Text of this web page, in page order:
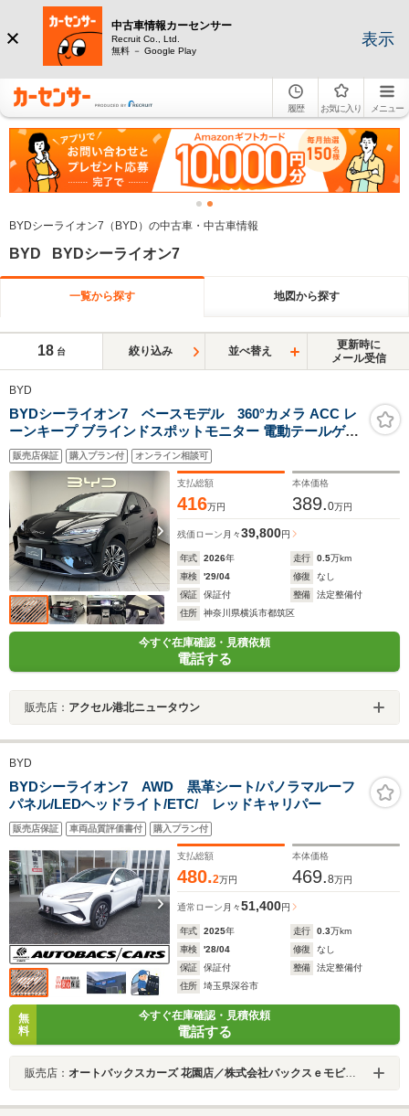
中古車情報カーセンサー
Recruit Co., Ltd.
無料 － Google Play
表示
履歴 お気に入り メニュー
BYDシーライオン7（BYD）の中古車・中古車情報
BYD BYDシーライオン7
一覧から探す 地図から探す
18 台 絞り込み 並べ替え
更新時に
メール受信
BYD
BYDシーライオン7 ベースモデル 360°カメラ ACC レ
ーンキープ ブラインドスポットモニター 電動テールゲー
ト パノラマルーフ 前後シートヒーター ベンチレーション
HUD 15.6インチ回転ディスプレイ スマートキー 標準装備
販売店保証 購入プラン付 オンライン相談可
支払総額
416万円
本体価格
389.0万円
残価ローン 月々39,800円
年式 2026年 走行 0.5万km
車検
'29/04 修復
なし
保証
保証付 整備
法定整備付
住所
神奈川県横浜市都筑区
今すぐ在庫確認・見積依頼
電話する
販売店： アクセル港北ニュータウン
BYD
BYDシーライオン7 AWD 黒革シート/パノラマルーフ
パネル/LEDヘッドライト/ETC/ レッドキャリパー
販売店保証 車両品質評価書付 購入プラン付
支払総額
480.2万円
本体価格
469.8万円
通常ローン 月々51,400円
年式 2025年 走行 0.3万km
車検
'28/04 修復
なし
保証
保証付 整備
法定整備付
住所
埼玉県深谷市
無
料
今すぐ在庫確認・見積依頼
電話する
販売店： オートバックスカーズ 花園店／株式会社バックスｅモビリティ